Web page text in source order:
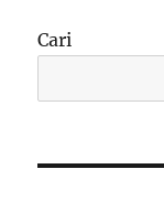
Cari